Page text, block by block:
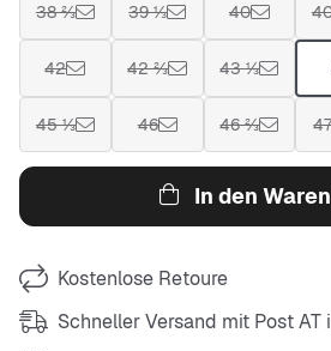
38 ⅔ 39 ⅓ 40
42 42 ⅔ 43 ⅓
45 ⅓ 46 46 ⅔
In den
Kostenlose Retoure
Schneller Versand mit Post AT